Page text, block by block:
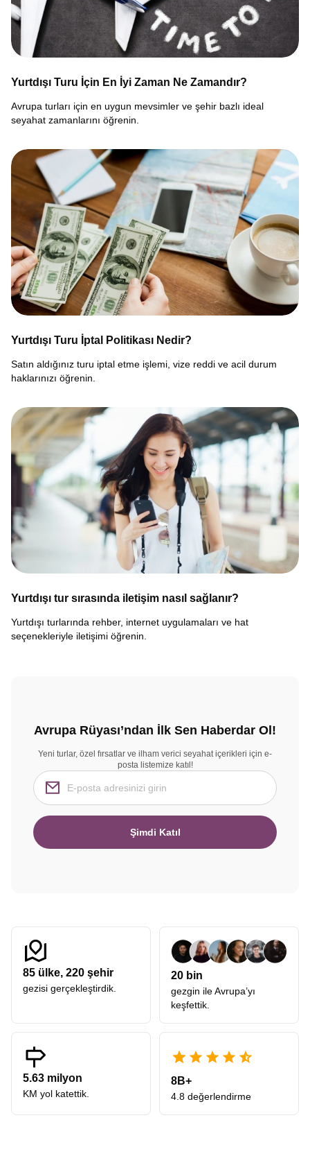
Yurtdışı Turu İçin En İyi Zaman Ne Zamandır?
Avrupa turları için en uygun mevsimler ve şehir bazlı ideal
seyahat zamanlarını öğrenin.
Yurtdışı Turu İptal Politikası Nedir?
Satın aldığınız turu iptal etme işlemi, vize reddi ve acil durum
haklarınızı öğrenin.
Yurtdışı tur sırasında iletişim nasıl sağlanır?
Yurtdışı turlarında rehber, internet uygulamaları ve hat
seçenekleriyle iletişimi öğrenin.
Avrupa Rüyası’ndan İlk Sen Haberdar Ol!
Yeni turlar, özel fırsatlar ve ilham verici seyahat içerikleri için e-
posta listemize katıl!
Şimdi Katıl
85 ülke, 220 şehir
gezisi gerçekleştirdik.
20 bin
gezgin ile Avrupa’yı
keşfettik.
5.63 milyon
KM yol katettik.
8B+
4.8 değerlendirme